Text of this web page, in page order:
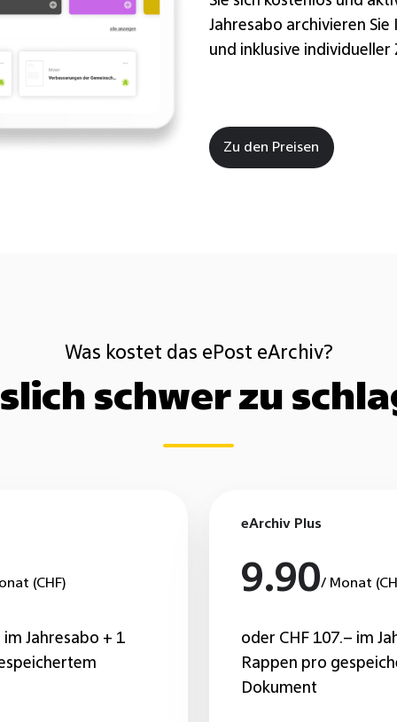
Jahresabo archivieren
und inklusive
Zu den Preisen
Was kostet das ePost eArchiv?
schwer zu
(CHF)
Jahresabo + 1
eArchiv Plus
9.90/ Monat
oder CHF 107.– im
Rappen pro
Dokument